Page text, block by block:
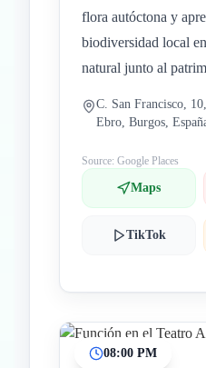
flora autóctona y
biodiversidad local
natural junto al
C. San Francisco,
Ebro, Burgos,
Source: Google Places
Maps
TikTok
08:00 PM